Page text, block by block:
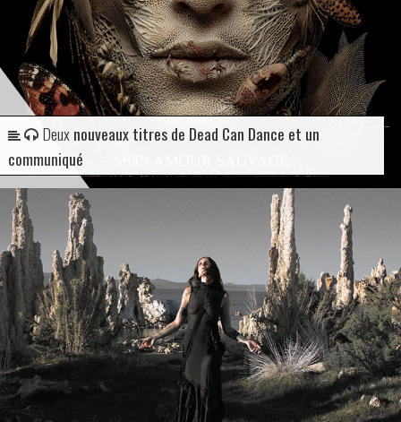
Deuxnouveaux titres de Dead Can Dance et un
communiqué